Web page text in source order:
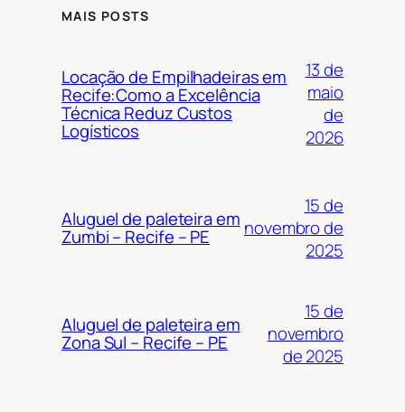
MAIS POSTS
Locação de Empilhadeiras em
Recife:Como a Excelência
Técnica Reduz Custos
Logísticos
13 de
maio
de
2026
Aluguel de paleteira em
Zumbi – Recife – PE
15 de
novembro de
2025
Aluguel de paleteira em
Zona Sul – Recife – PE
15 de
novembro
de 2025